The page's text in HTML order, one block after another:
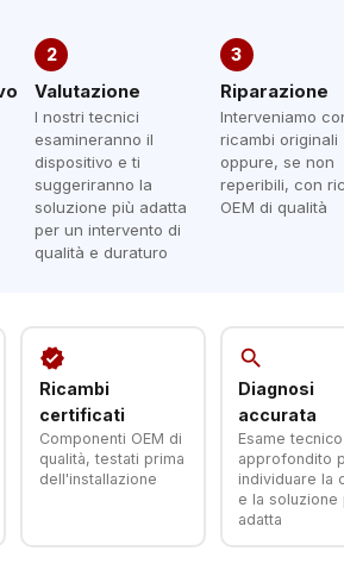
2
Valutazione
I nostri tecnici
esamineranno il
dispositivo e ti
suggeriranno la
soluzione più adatta
per un intervento di
qualità e duraturo
3
Riparazione
Interveniamo
ricambi originali
oppure, se non
reperibili, con
OEM di qualità
verified
Ricambi
certificati
Componenti OEM di
qualità, testati prima
dell'installazione
search
Diagnosi
accurata
Esame tecnico
approfondito
individuare la
e la soluzione
adatta